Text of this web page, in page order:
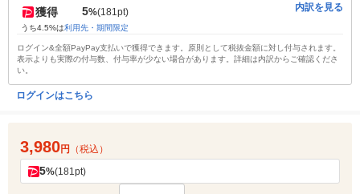
獲得 5%(181pt)
うち4.5%は利用先・期間限定
内訳を見る
ログイン&全額PayPay支払いで獲得できます。原則として税抜金額に対し付与されます。
表示よりも実際の付与数、付与率が少ない場合があります。詳細は内訳からご確認くださ
い。
ログインはこちら
3,980円 （税込）
5%(181pt)